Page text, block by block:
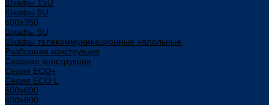
Шкафы 15U
Шкафы 6U
600x350
Шкафы 9U
Шкафы телекоммуникационные напольные
Разборная конструкция
Сварная конструкция
Серия ECO+
Серия ECO L
600x600
600x800